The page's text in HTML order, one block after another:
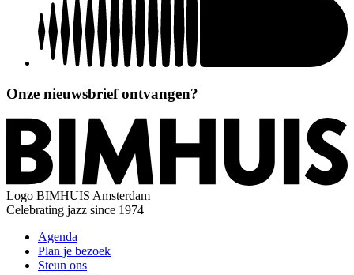
Onze nieuwsbrief ontvangen?
Logo BIMHUIS Amsterdam
Celebrating jazz since 1974
Agenda
Plan je bezoek
Steun ons